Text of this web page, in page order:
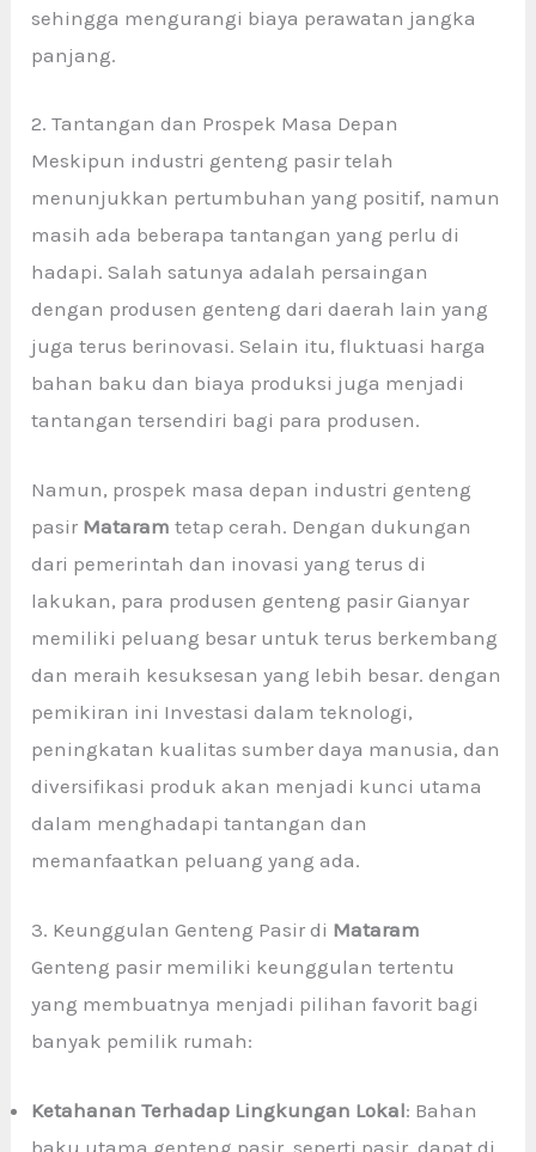
sehingga mengurangi biaya perawatan jangka
panjang.
2. Tantangan dan Prospek Masa Depan
Meskipun industri genteng pasir telah
menunjukkan pertumbuhan yang positif, namun
masih ada beberapa tantangan yang perlu di
hadapi. Salah satunya adalah persaingan
dengan produsen genteng dari daerah lain yang
juga terus berinovasi. Selain itu, fluktuasi harga
bahan baku dan biaya produksi juga menjadi
tantangan tersendiri bagi para produsen.
Namun, prospek masa depan industri genteng
pasir Mataramtetap cerah. Dengan dukungan
dari pemerintah dan inovasi yang terus di
lakukan, para produsen genteng pasir Gianyar
memiliki peluang besar untuk terus berkembang
dan meraih kesuksesan yang lebih besar. dengan
pemikiran ini Investasi dalam teknologi,
peningkatan kualitas sumber daya manusia, dan
diversifikasi produk akan menjadi kunci utama
dalam menghadapi tantangan dan
memanfaatkan peluang yang ada.
3. Keunggulan Genteng Pasir di Mataram
Genteng pasir memiliki keunggulan tertentu
yang membuatnya menjadi pilihan favorit bagi
banyak pemilik rumah:
Ketahanan Terhadap Lingkungan Lokal: Bahan